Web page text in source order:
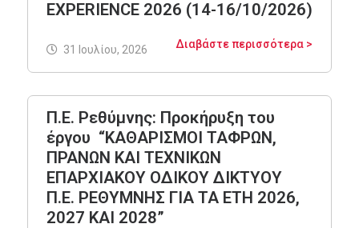
EXPERIENCE 2026 (14-16/10/2026)
Διαβάστε περισσότερα >
31 Ιουλίου, 2026
Π.Ε. Ρεθύμνης: Προκήρυξη του
έργου “ΚΑΘΑΡΙΣΜΟΙ ΤΑΦΡΩΝ,
ΠΡΑΝΩΝ ΚΑΙ ΤΕΧΝΙΚΩΝ
ΕΠΑΡΧΙΑΚΟΥ ΟΔΙΚΟΥ ΔΙΚΤΥΟΥ
Π.Ε. ΡΕΘΥΜΝΗΣ ΓΙΑ ΤΑ ΕΤΗ 2026,
2027 ΚΑΙ 2028”